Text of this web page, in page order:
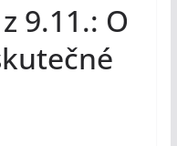
9.11.: O